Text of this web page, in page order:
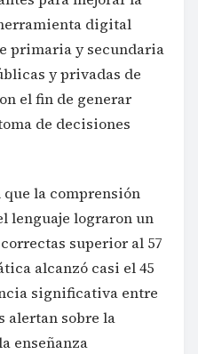
digital
primaria y secundaria
y privadas de
el fin de generar
de decisiones
la comprensión
lenguaje lograron un
superior al 57
alcanzó casi el 45
significativa entre
alertan sobre la
enseñanza